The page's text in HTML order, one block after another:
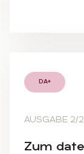
DA+
AUSGABE 2/
Zum